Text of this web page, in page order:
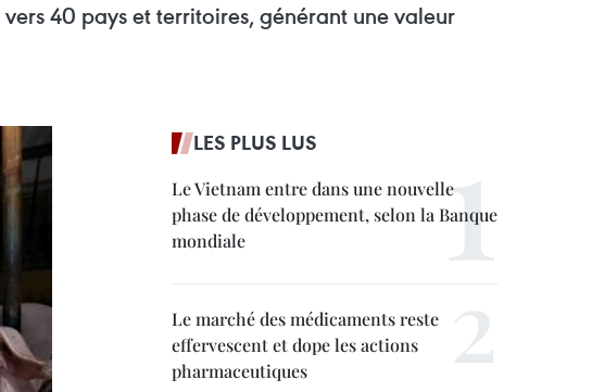
40 pays et territoires, générant une valeur
LES PLUS LUS
Le Vietnam entre dans une nouvelle
phase de développement, selon la Banque
mondiale
Le marché des médicaments reste
effervescent et dope les actions
pharmaceutiques